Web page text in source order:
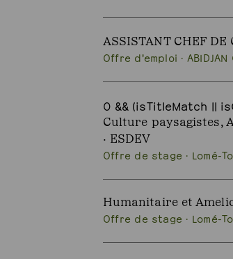
ASSISTANT CHEF DE
Offre d'emploi · ABIDJAN
0 && (isTitleMatch ||
Culture paysagistes,
· ESDEV
Offre de stage · Lomé-
Humanitaire et
Offre de stage · Lomé-